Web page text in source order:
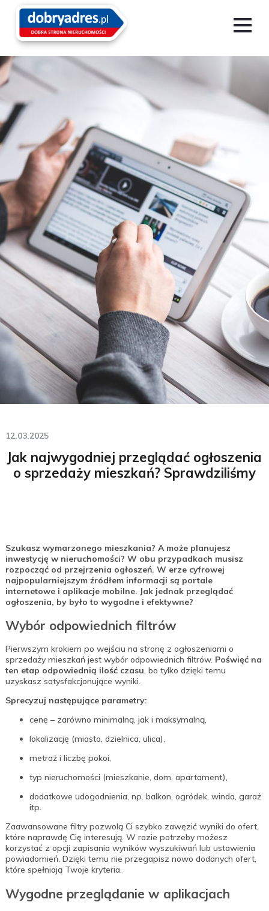
12.03.2025
Jak najwygodniej przeglądać ogłoszenia
o sprzedaży mieszkań? Sprawdziliśmy
Szukasz wymarzonego mieszkania? A może planujesz
inwestycję w nieruchomości? W obu przypadkach musisz
rozpocząć od przejrzenia ogłoszeń. W erze cyfrowej
najpopularniejszym źródłem informacji są portale
internetowe i aplikacje mobilne. Jak jednak przeglądać
ogłoszenia, by było to wygodne i efektywne?
Wybór odpowiednich filtrów
Pierwszym krokiem po wejściu na stronę z ogłoszeniami o
sprzedaży mieszkań jest wybór odpowiednich filtrów. Poświęć na
ten etap odpowiednią ilość czasu, bo tylko dzięki temu
uzyskasz satysfakcjonujące wyniki.
Sprecyzuj następujące parametry:
cenę – zarówno minimalną, jak i maksymalną,
lokalizację (miasto, dzielnica, ulica),
metraż i liczbę pokoi,
typ nieruchomości (mieszkanie, dom, apartament),
dodatkowe udogodnienia, np. balkon, ogródek, winda, garaż
itp.
Zaawansowane filtry pozwolą Ci szybko zawęzić wyniki do ofert,
które naprawdę Cię interesują. W razie potrzeby możesz
korzystać z opcji zapisania wyników wyszukiwań lub ustawienia
powiadomień. Dzięki temu nie przegapisz nowo dodanych ofert,
które spełniają Twoje kryteria.
Wygodne przeglądanie w aplikacjach